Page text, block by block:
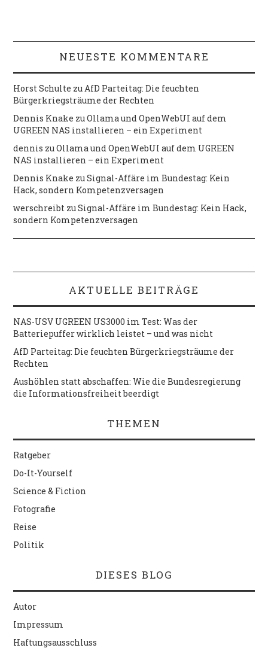
NEUESTE KOMMENTARE
Horst Schulte zuAfD Parteitag: Die feuchten
Bürgerkriegsträume der Rechten
Dennis Knake zuOllama und OpenWebUI auf dem
UGREEN NAS installieren – ein Experiment
dennis zuOllama und OpenWebUI auf dem UGREEN
NAS installieren – ein Experiment
Dennis Knake zuSignal-Affäre im Bundestag: Kein
Hack, sondern Kompetenzversagen
werschreibt zuSignal-Affäre im Bundestag: Kein Hack,
sondern Kompetenzversagen
AKTUELLE BEITRÄGE
NAS-USV UGREEN US3000 im Test: Was der
Batteriepuffer wirklich leistet – und was nicht
AfD Parteitag: Die feuchten Bürgerkriegsträume der
Rechten
Aushöhlen statt abschaffen: Wie die Bundesregierung
die Informationsfreiheit beerdigt
THEMEN
Ratgeber
Do-It-Yourself
Science & Fiction
Fotografie
Reise
Politik
DIESES BLOG
Autor
Impressum
Haftungsausschluss